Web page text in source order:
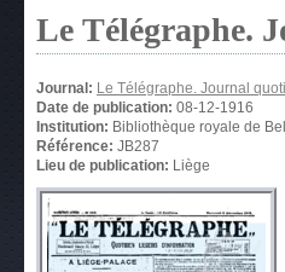
Le Télégraphe.
Journal: Le Télégraphe. Journal
Date de publication: 08-12-1916
Institution: Bibliothèque royale de
Référence: JB287
Lieu de publication: Liège